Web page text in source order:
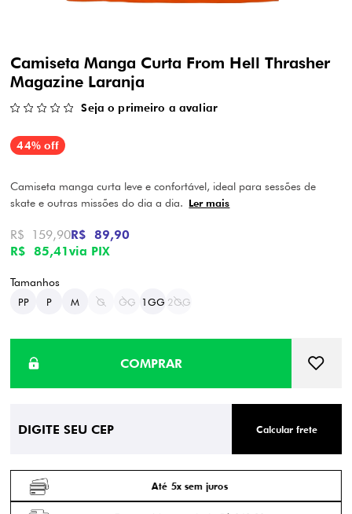
Camiseta Manga Curta From Hell Thrasher
Magazine Laranja
Seja o primeiro a avaliar
44% off
Camiseta manga curta leve e confortável, ideal para sessões de
skate e outras missões do dia a dia. Ler mais
R$ 85,41via PIX
R$ 159,90R$ 89,90
PP P M G GG 1GG 2GG
Calcular frete
Até 5x sem juros